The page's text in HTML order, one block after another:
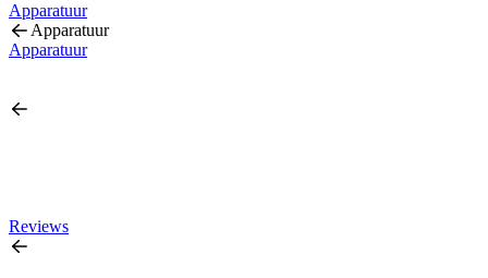
Apparatuur
Apparatuur
Apparatuur
Reviews